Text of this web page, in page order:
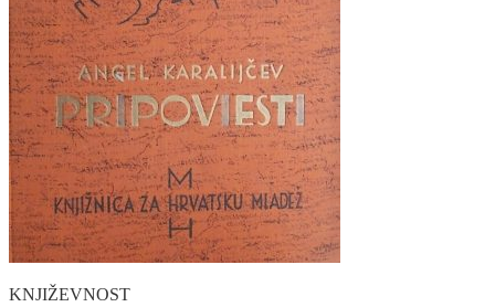
KNJIŽEVNOST